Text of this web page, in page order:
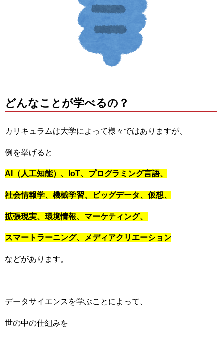
どんなことが学べるの？
カリキュラムは大学によって様々ではありますが、
例を挙げると
AI（人工知能）、IoT、プログラミング言語、
社会情報学、機械学習、ビッグデータ、仮想、
拡張現実、環境情報、マーケティング、
スマートラーニング、メディアクリエーション
などがあります。
データサイエンスを学ぶことによって、
世の中の仕組みを